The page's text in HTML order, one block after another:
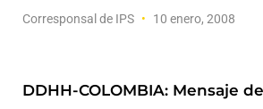
Corresponsal de IPS 10 enero, 2008
DDHH-COLOMBIA: Mensaje